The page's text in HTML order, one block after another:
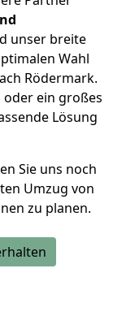
unser breite
Wahl
Rödermark.
oder ein großes
Lösung
Sie uns noch
Umzug von
zu planen.